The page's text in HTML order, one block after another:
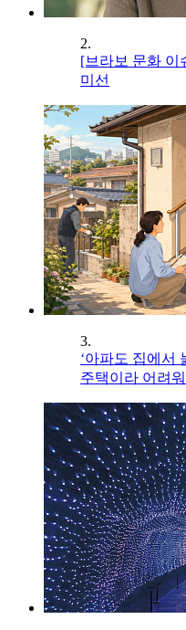
2.
[브라보 문화 이
미선
3.
‘아파도 집에서
주택이라 어려워